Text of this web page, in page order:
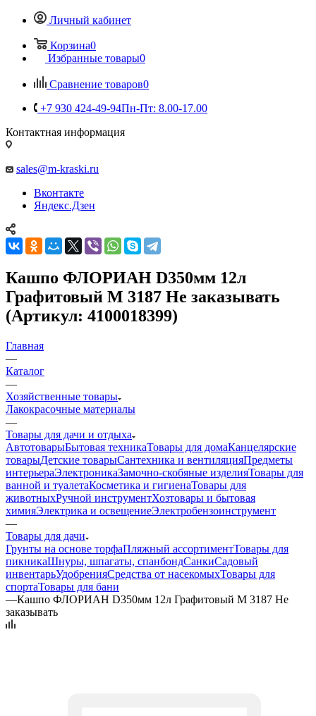
Личный кабинет
Корзина0
Избранные товары0
Сравнение товаров0
+7 930 424-49-94Пн-Пт: 8.00-17.00
Контактная информация
sales@m-kraski.ru
Вконтакте
Яндекс.Дзен
Кашпо ФЛОРИАН D350мм 12л
Графитовый М 3187 Не заказывать
(Артикул: 4100018399)
Главная
—
Каталог
—
Хозяйственные товары
Лакокрасочные материалы
—
Товары для дачи и отдыха
АвтотоварыБытовая техникаТовары для домаКанцелярские
товарыДетские товарыСантехника и вентиляцияПредметы
интерьераЭлектроникаЗамочно-скобяные изделияТовары для
ванной и туалетаКосметика и гигиенаТовары для
животныхРучной инструментХозтовары и бытовая
химияЭлектрика и освещениеЭлектробензоинструмент
—
Товары для дачи
Грунты на основе торфаПляжный ассортиментТовары для
пикникаШнуры, шпагаты, спанбондСанкиСадовый
инвентарьУдобренияСредства от насекомыхТовары для
спортаТовары для бани
—Кашпо ФЛОРИАН D350мм 12л Графитовый М 3187 Не
заказывать